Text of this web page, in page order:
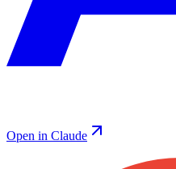
Open in Claude